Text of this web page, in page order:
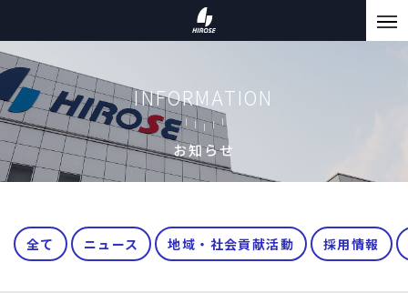
INFORMATION
お知らせ
全て ニュース 地域・社会貢献活動 採用情報